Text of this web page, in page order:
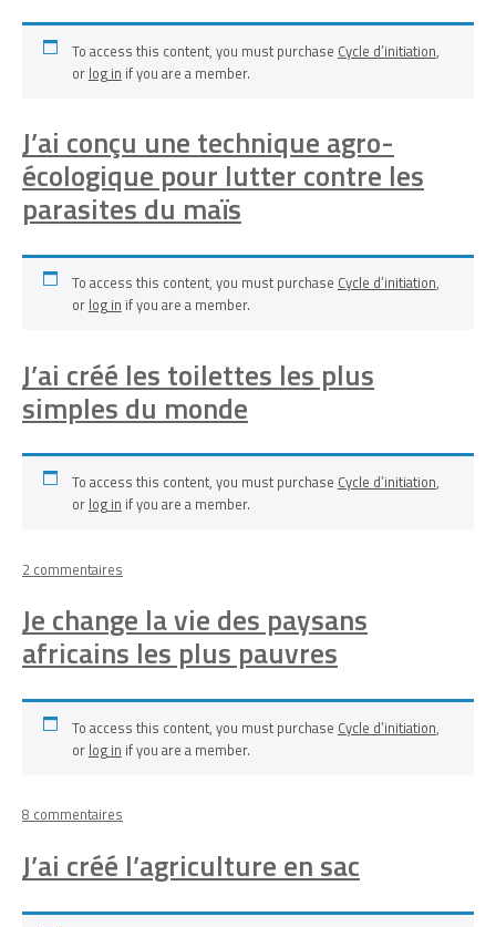
To access this content, you must purchase Cycle d’initiation,
or log in if you are a member.
J’ai conçu une technique agro-
écologique pour lutter contre les
parasites du maïs
To access this content, you must purchase Cycle d’initiation,
or log in if you are a member.
J’ai créé les toilettes les plus
simples du monde
To access this content, you must purchase Cycle d’initiation,
or log in if you are a member.
2 commentaires
créé
les
toilettes
plus
simples
du
Je change la vie des paysans
africains les plus pauvres
To access this content, you must purchase Cycle d’initiation,
or log in if you are a member.
8 commentaires
change
la
J’ai créé l’agriculture en sac